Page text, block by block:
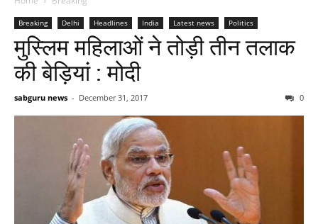
Breaking Delhi Headlines India Latest news Politics
मुस्लिम महिलाओं ने तोड़ी तीन तलाक
की बेड़ियां : मोदी
sabguru news - December 31, 2017 0